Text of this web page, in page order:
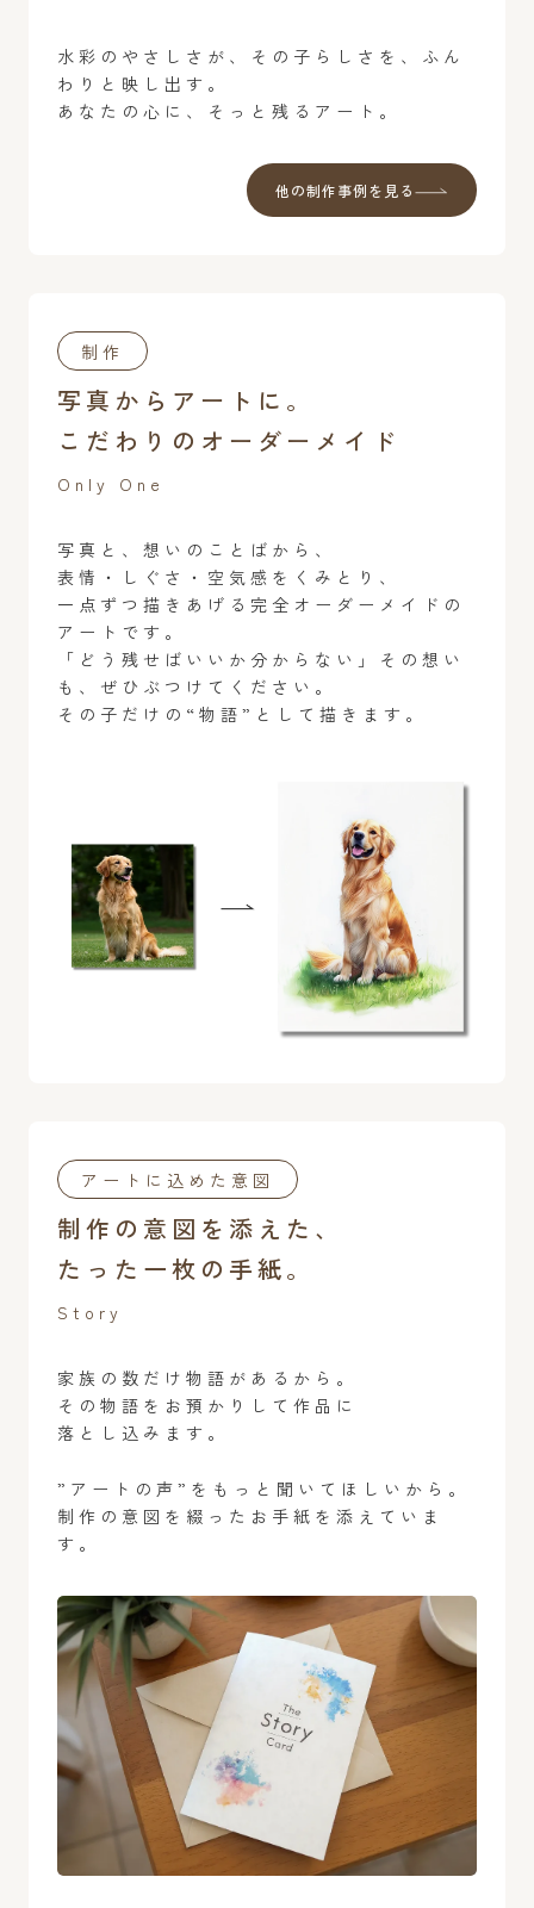
水彩のやさしさが、その子らしさを、ふん
わりと映し出す。
あなたの心に、そっと残るアート。
他の制作事例を見る
制作
写真からアートに。
こだわりのオーダーメイド
Only One
写真と、想いのことばから、
表情・しぐさ・空気感をくみとり、
一点ずつ描きあげる完全オーダーメイドの
アートです。
「どう残せばいいか分からない」その想い
も、ぜひぶつけてください。
その子だけの“物語”として描きます。
アートに込めた意図
制作の意図を添えた、
たった一枚の手紙。
Story
家族の数だけ物語があるから。
その物語をお預かりして作品に
落とし込みます。
”アートの声”をもっと聞いてほしいから。
制作の意図を綴ったお手紙を添えていま
す。